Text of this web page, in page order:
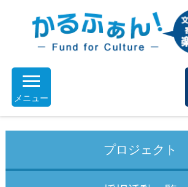
メニュー
プロジェクト